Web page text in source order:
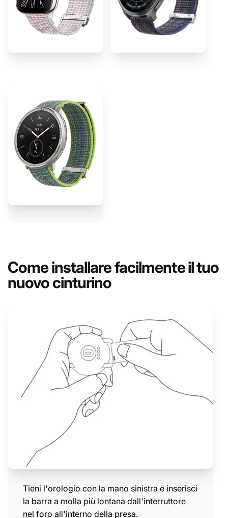
Come installare facilmente il tuo
nuovo cinturino
Tieni l'orologio con la mano sinistra e inserisci
la barra a molla più lontana dall'interruttore
nel foro all'interno della presa.